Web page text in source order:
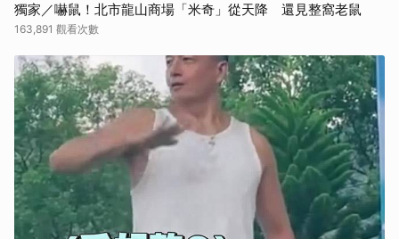
獨家／嚇鼠！北市龍山商場「米奇」從天降 還見整窩老鼠
163,891 觀看次數